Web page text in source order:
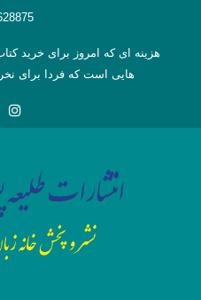
هزینه ای که امروز برای خرید
هایی است که فردا برای